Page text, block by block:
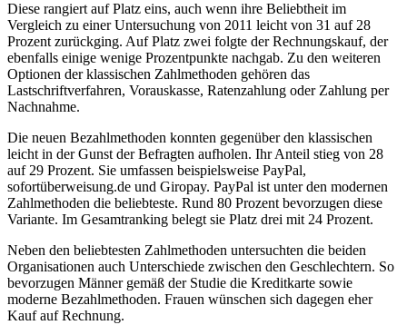
Diese rangiert auf Platz eins, auch wenn ihre Beliebtheit im
Vergleich zu einer Untersuchung von 2011 leicht von 31 auf 28
Prozent zurückging. Auf Platz zwei folgte der Rechnungskauf, der
ebenfalls einige wenige Prozentpunkte nachgab. Zu den weiteren
Optionen der klassischen Zahlmethoden gehören das
Lastschriftverfahren, Vorauskasse, Ratenzahlung oder Zahlung per
Nachnahme.
Die neuen Bezahlmethoden konnten gegenüber den klassischen
leicht in der Gunst der Befragten aufholen. Ihr Anteil stieg von 28
auf 29 Prozent. Sie umfassen beispielsweise PayPal,
sofortüberweisung.de und Giropay. PayPal ist unter den modernen
Zahlmethoden die beliebteste. Rund 80 Prozent bevorzugen diese
Variante. Im Gesamtranking belegt sie Platz drei mit 24 Prozent.
Neben den beliebtesten Zahlmethoden untersuchten die beiden
Organisationen auch Unterschiede zwischen den Geschlechtern. So
bevorzugen Männer gemäß der Studie die Kreditkarte sowie
moderne Bezahlmethoden. Frauen wünschen sich dagegen eher
Kauf auf Rechnung.